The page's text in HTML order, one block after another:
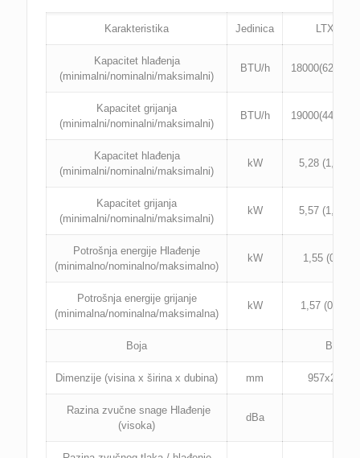
Karakteristika Jedinica
Kapacitet hlađenja
(minimalni/nominalni/maksimalni)
BTU/h
Kapacitet grijanja
(minimalni/nominalni/maksimalni)
BTU/h
Kapacitet hlađenja
(minimalni/nominalni/maksimalni)
kW 5,28
Kapacitet grijanja
(minimalni/nominalni/maksimalni)
kW 5,57
Potrošnja energije Hlađenje
(minimalno/nominalno/maksimalno)
kW 1,55
Potrošnja energije grijanje
(minimalna/nominalna/maksimalna)
kW 1,57
Boja Bijela
Dimenzije (visina x širina x dubina) mm
Razina zvučne snage Hlađenje
(visoka)
dBa